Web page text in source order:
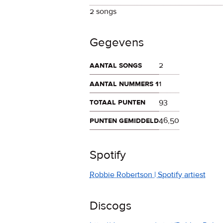
2 songs
Gegevens
aantal songs
2
aantal nummers 11
totaal punten
93
punten gemiddeld46,50
Spotify
Robbie Robertson | Spotify artiest
Discogs